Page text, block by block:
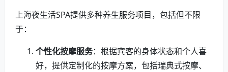
上海夜生活SPA提供多种养生服务项目，包括但不限
于：
个性化按摩服务：根据宾客的身体状态和个人喜
好，提供定制化的按摩方案，包括瑞典式按摩、